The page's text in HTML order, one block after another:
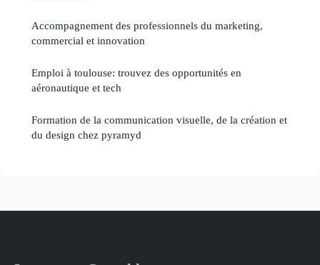
Accompagnement des professionnels du marketing,
commercial et innovation
Emploi à toulouse: trouvez des opportunités en
aéronautique et tech
Formation de la communication visuelle, de la création et
du design chez pyramyd